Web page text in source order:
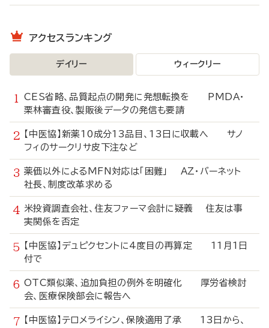
アクセスランキング
デイリー ウィークリー
CES省略、品質起点の開発に発想転換を PMDA・
栗林審査役、製販後データの発信も要請
【中医協】新薬10成分13品目、13日に収載へ サノ
フィのサークリサ皮下注など
薬価以外によるMFN対応は「困難」 AZ・バーネット
社長、制度改革求める
米投資調査会社、住友ファーマ会計に疑義 住友は事
実関係を否定
【中医協】デュピクセントに4度目の再算定 11月1日
付で
OTC類似薬、追加負担の例外を明確化 厚労省検討
会、医療保険部会に報告へ
【中医協】テロメライシン、保険適用了承 13日から、